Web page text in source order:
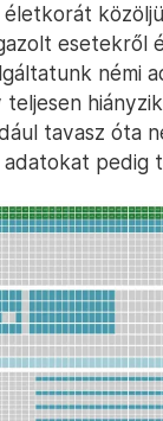
életkorát
esetekről
némi
teljesen
tavasz óta
adatokat pedig